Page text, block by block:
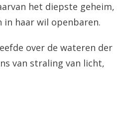
het diepste geheim,
in haar wil openbaren.
over de wateren der
van straling van licht,